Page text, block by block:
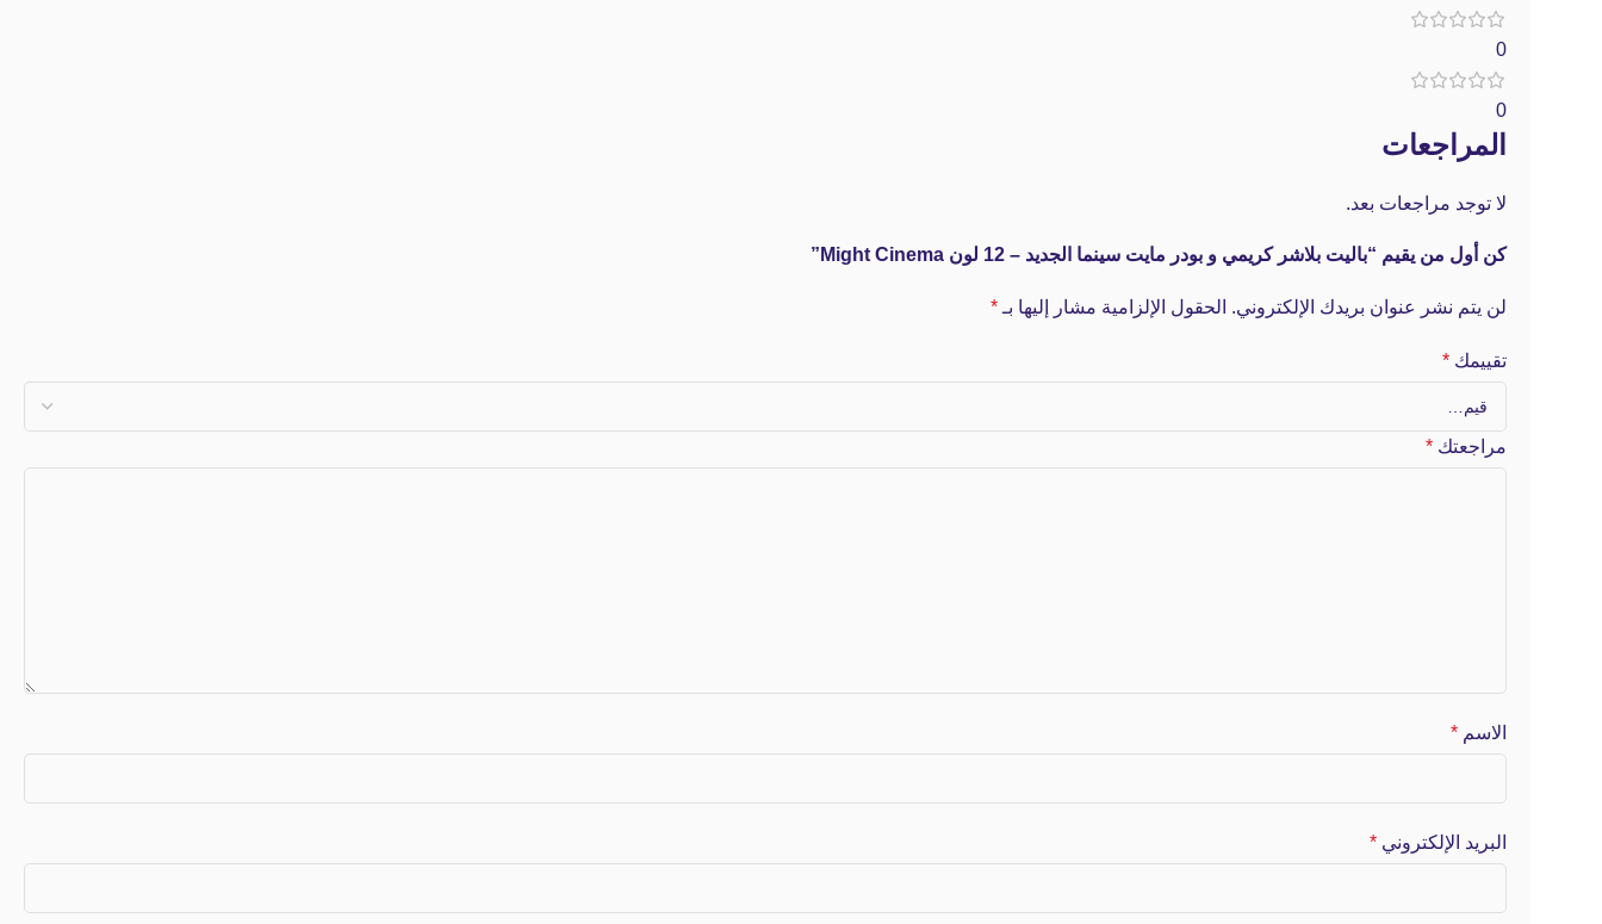
0
0
المراجعات
لا توجد مراجعات بعد.
كن أول من يقيم “باليت بلاشر كريمي و بودر مايت سينما الجديد – 12 لون Might Cinema”
لن يتم نشر عنوان بريدك الإلكتروني. الحقول الإلزامية مشار إليها بـ *
تقييمك *
مراجعتك *
الاسم *
البريد الإلكتروني *